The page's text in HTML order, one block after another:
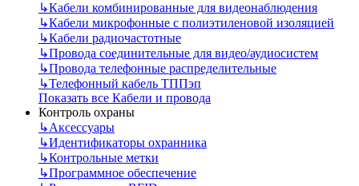
↳Кабели комбинированные для видеонаблюдения
↳Кабели микрофонные с полиэтиленовой изоляцией
↳Кабели радиочастотные
↳Провода соединительные для видео/аудиосистем
↳Провода телефонные распределительные
↳Телефонный кабель ТППэп
Показать все Кабели и провода
Контроль охраны
↳Аксессуары
↳Идентификаторы охранника
↳Контрольные метки
↳Программное обеспечение